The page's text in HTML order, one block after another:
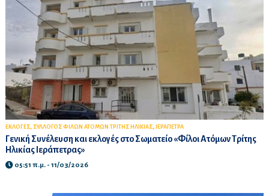
ΕΚΛΟΓΕΣ, ΣΥΛΛΟΓΟΣ ΦΙΛΩΝ ΑΤΟΜΩΝ ΤΡΙΤΗΣ ΗΛΙΚΙΑΣ, ΙΕΡΑΠΕΤΡΑ
Γενική Συνέλευση και εκλογές στο Σωματείο «Φίλοι Ατόμων Τρίτης
Ηλικίας Ιεράπετρας»
05:51 π.μ. - 11/03/2026